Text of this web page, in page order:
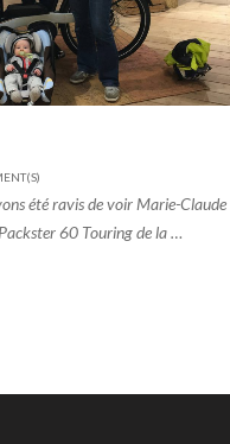
été ravis de voir Marie-Claude
60 Touring de la …